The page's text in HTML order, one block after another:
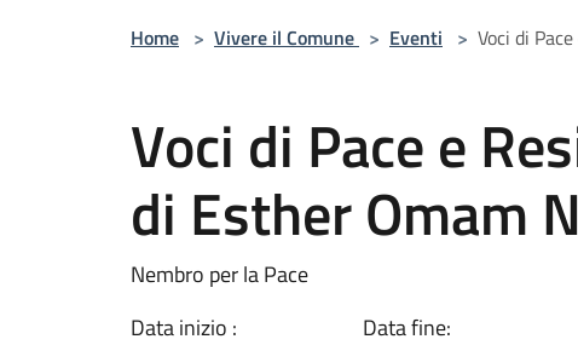
Home > Vivere il Comune > Eventi > Voci di
Voci di Pace e
di Esther Omam
Nembro per la Pace
Data inizio :
Data fine: